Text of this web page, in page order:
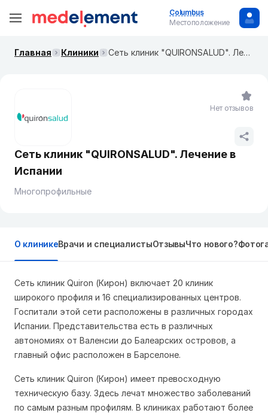
Columbus
Местоположение
Главная Клиники Сеть клиник "QUIRONSALUD". Лечение в Испании
Сеть клиник "QUIRONSALUD". Лечение в
Испании
Многопрофильные
Нет отзывов
О клиникеВрачи и специалистыОтзывыЧто нового?
Сеть клиник Quiron (Кирон) включает 20 клиник
широкого профиля и 16 специализированных центров.
Госпитали этой сети расположены в различных городах
Испании. Представительства есть в различных
автономиях от Валенсии до Балеарских островов, а
главный офис расположен в Барселоне.
Сеть клиник Quiron (Кирон) имеет превосходную
техническую базу. Здесь лечат множество заболеваний
по самым разным профилям. В клиниках работают более